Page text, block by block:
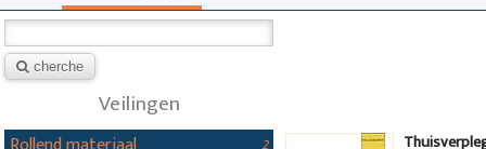
cherche
Veilingen